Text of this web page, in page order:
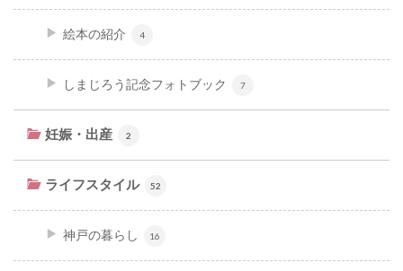
絵本の紹介 4
しまじろう記念フォトブック 7
妊娠・出産 2
ライフスタイル 52
神戸の暮らし 16